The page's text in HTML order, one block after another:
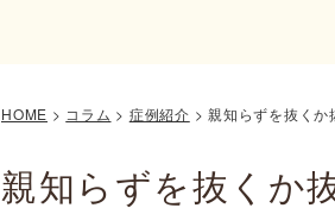
HOME > コラム > 症例紹介 > 親知らずを抜くか
親知らずを抜くか